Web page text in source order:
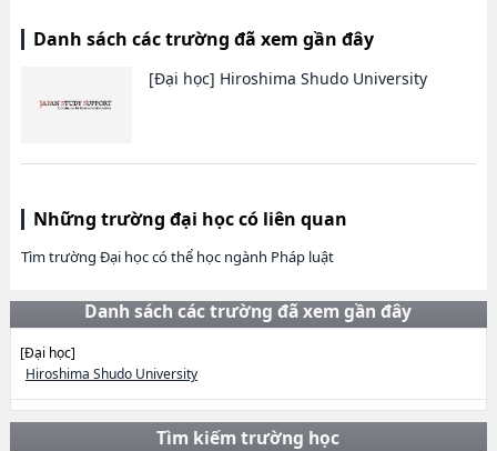
Danh sách các trường đã xem gần đây
[Đại học] Hiroshima Shudo University
Những trường đại học có liên quan
Tìm trường Đại học có thể học ngành Pháp luật
Danh sách các trường đã xem gần đây
[Đại học]
Hiroshima Shudo University
Tìm kiếm trường học